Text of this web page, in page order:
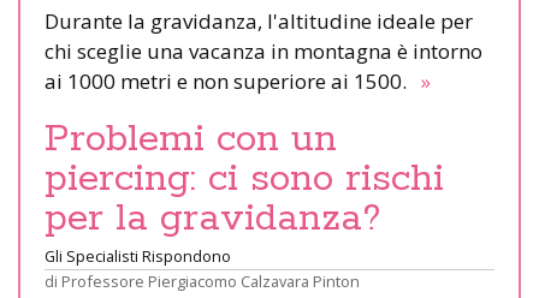
Durante la gravidanza, l'altitudine ideale per
chi sceglie una vacanza in montagna è intorno
ai 1000 metri e non superiore ai 1500. »
Problemi con un
piercing: ci sono rischi
per la gravidanza?
Gli Specialisti Rispondono
di Professore Piergiacomo Calzavara Pinton